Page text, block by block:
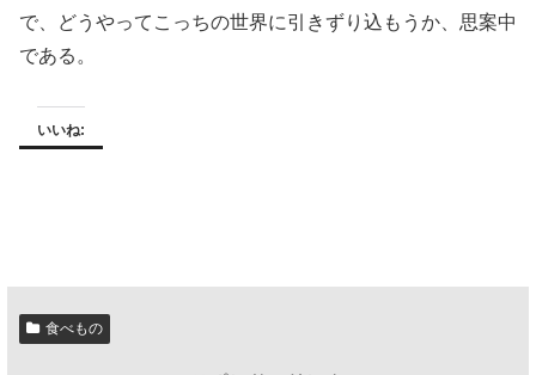
で、どうやってこっちの世界に引きずり込もうか、思案中
である。
いいね:
食べもの